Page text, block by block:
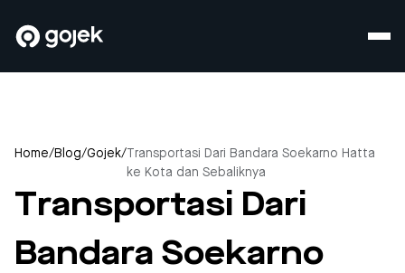
Home/Blog/Gojek/ Transportasi Dari Bandara Soekarno Hatta
ke Kota dan Sebaliknya
Transportasi Dari
Bandara Soekarno